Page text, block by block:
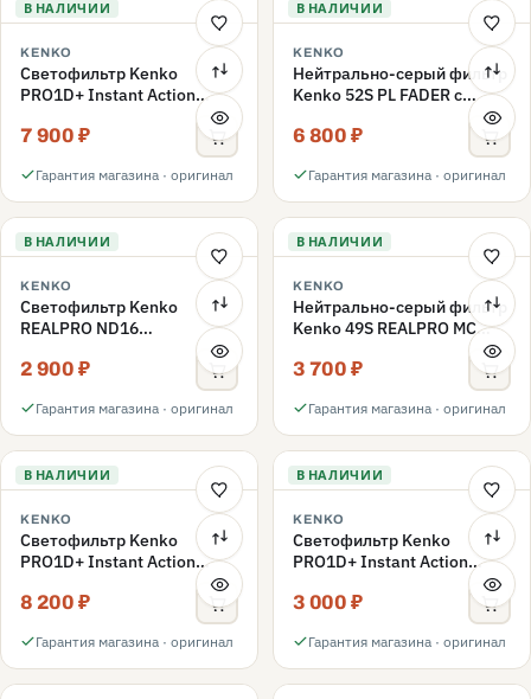
В НАЛИЧИИ
KENKO
Светофильтр Kenko
PRO1D+ Instant Action
Variable NDX3-450+C-PL
переменной плотности
7 900 ₽
Гарантия магазина · оригинал
В НАЛИЧИИ
KENKO
Нейтрально-серый фильтр
Kenko 52S PL FADER с
переменной плотностью
ND3-ND400 52mm
6 800 ₽
Гарантия магазина · оригинал
В НАЛИЧИИ
KENKO
Светофильтр Kenko
REALPRO ND16
нейтрально-серый 49mm
2 900 ₽
Гарантия магазина · оригинал
В НАЛИЧИИ
KENKO
Нейтрально-серый фильтр
Kenko 49S REALPRO MC
3 700 ₽
Гарантия магазина · оригинал
В НАЛИЧИИ
KENKO
Светофильтр Kenko
PRO1D+ Instant Action
Variable NDX3-450+C-PLS
переменной плотности
8 200 ₽
Гарантия магазина · оригинал
В НАЛИЧИИ
KENKO
Светофильтр Kenko
PRO1D+ Instant Action
Variable NDX3-450+C-PL
поляризационный 49mm
3 000 ₽
Гарантия магазина · оригинал